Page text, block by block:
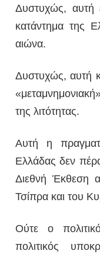
Δυστυχώς, αυτή
κατάντημα της
αιώνα.
Δυστυχώς, αυτή
της λιτότητας.
Αυτή η
Ελλάδας δεν
Διεθνή Έκθεση
Τσίπρα και του
Ούτε ο
πολιτικός